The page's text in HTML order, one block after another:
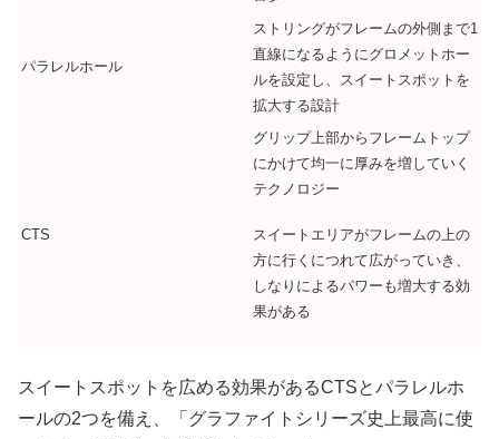
パラレルホール
ストリングがフレームの外側まで1
直線になるようにグロメットホー
ルを設定し、スイートスポットを
拡大する設計
CTS
グリップ上部からフレームトップ
にかけて均一に厚みを増していく
テクノロジー
スイートエリアがフレームの上の
方に行くにつれて広がっていき、
しなりによるパワーも増大する効
果がある
スイートスポットを広める効果があるCTSとパラレルホ
ールの2つを備え、「グラファイトシリーズ史上最高に使